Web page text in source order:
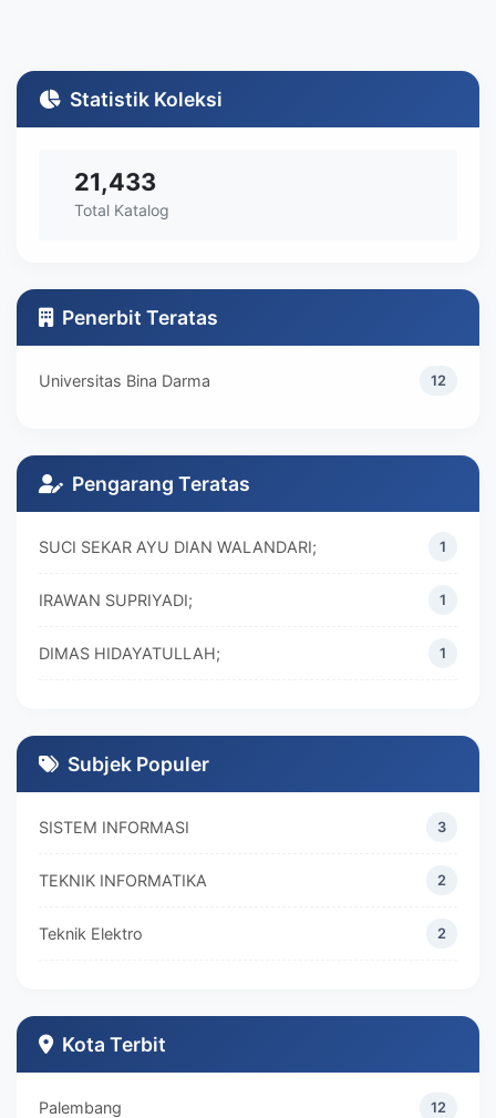
Statistik Koleksi
21,433
Total Katalog
Penerbit Teratas
Universitas Bina Darma 12
Pengarang Teratas
SUCI SEKAR AYU DIAN WALANDARI; 1
IRAWAN SUPRIYADI; 1
DIMAS HIDAYATULLAH; 1
DIVA MARISKA;
Subjek Populer
SISTEM INFORMASI 3
TEKNIK INFORMATIKA 2
Teknik Elektro 2
Teknik Industri
Kota Terbit
Palembang 12